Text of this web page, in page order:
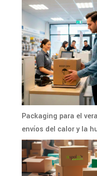
Packaging para el
envíos del calor y la